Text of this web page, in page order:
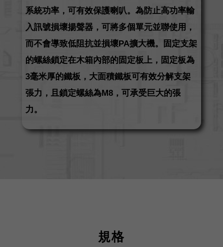
系統功率，可有效保護喇叭。為防止高功率輸
入訊號損壞揚聲器，可將多個單元並聯使用，
而不會導致低阻抗並損壞PA擴大機。固定支架
的螺絲鎖定在木箱內部的固定板上，固定板為
3毫米厚的鐵板，大面積鐵板可有效分解支架
張力，且鎖定螺絲為M8，可承受巨大的張
力。
規格